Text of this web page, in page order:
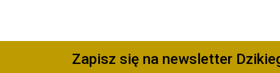
Zapisz się na newsletter